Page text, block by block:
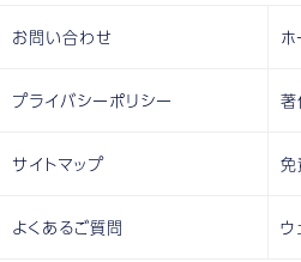
お問い合わせ
プライバシーポリシー 著
サイトマップ
よくあるご質問 ウ